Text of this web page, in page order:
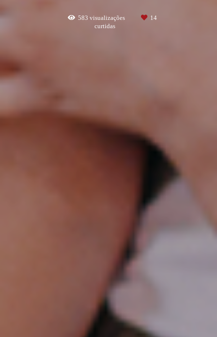
583 visualizações
14
curtidas